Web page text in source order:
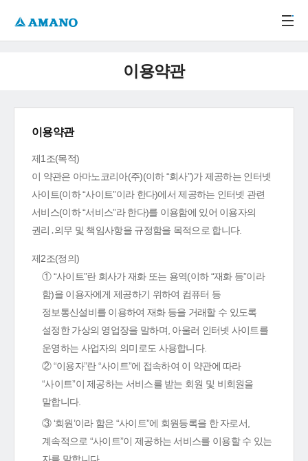
이용약관
이용약관
제1조(목적)
이 약관은 아마노코리아(주)(이하 “회사”)가 제공하는 인터넷
사이트(이하 “사이트”이라 한다)에서 제공하는 인터넷 관련
서비스(이하 “서비스”라 한다)를 이용함에 있어 이용자의
권리․의무 및 책임사항을 규정함을 목적으로 합니다.
제2조(정의)
① “사이트”란 회사가 재화 또는 용역(이하 “재화 등”이라
함)을 이용자에게 제공하기 위하여 컴퓨터 등
정보통신설비를 이용하여 재화 등을 거래할 수 있도록
설정한 가상의 영업장을 말하며, 아울러 인터넷 사이트를
운영하는 사업자의 의미로도 사용합니다.
② “이용자”란 “사이트”에 접속하여 이 약관에 따라
“사이트”이 제공하는 서비스를 받는 회원 및 비회원을
말합니다.
③ ‘회원’이라 함은 “사이트”에 회원등록을 한 자로서,
계속적으로 “사이트”이 제공하는 서비스를 이용할 수 있는